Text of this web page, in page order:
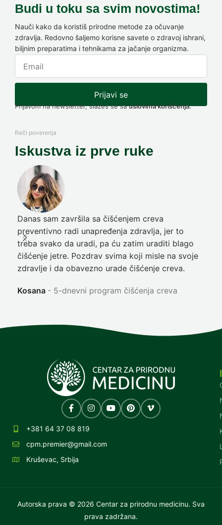
Budi u toku sa svim novostima!
Nauči kako da koristiš prirodne metode za očuvanje
zdravlja. Redovno šaljemo korisne savete o zdravoj ishrani,
biljnim preparatima i tehnikama za jačanje organizma.
Prijavi se
Prijavom na newsletter, slažeš se sauslovima korišćenja.
Reči poverenja
Iskustva iz prve ruke
Danas sam završila sa čišćenjem creva
preventivno radi unapređenja zdravlja, jer to
treba svako da uradi, pa ću zatim uraditi blago
čišćenje jetre. Pozdrav svima koji misle na svoje
zdravlje i da obavezno urade čišćenje creva.
Kosana 5-dnevni program čišćenja creva
+381 64 37 08 819
cpm.premier@gmail.com
Kruševac, Srbija
Autorska prava © 2026 Centar za prirodnu medicinu. Sva
prava zadržana.